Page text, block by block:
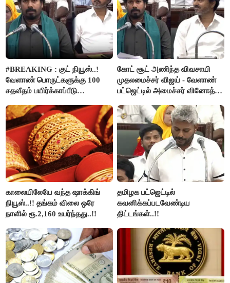
#BREAKING : குட் நியூஸ்..!
வேளாண் பொருட்களுக்கு 100
சதவீதம் பயிர்க்காப்பீடு
வினோத்..!
கோட் சூட் அணிந்த விவசாயி
முதலமைச்சர் விஜய் - வேளாண்
பட்ஜெட்டில் அமைச்சர் வினோத்
காலையிலேயே வந்த ஷாக்கிங்
நியூஸ்..!! தங்கம் விலை ஒரே
நாளில் ரூ.2,160 உயர்ந்தது..!!
தமிழக பட்ஜெட்டில்
கவனிக்கப்படவேண்டிய
திட்டங்கள்..!!